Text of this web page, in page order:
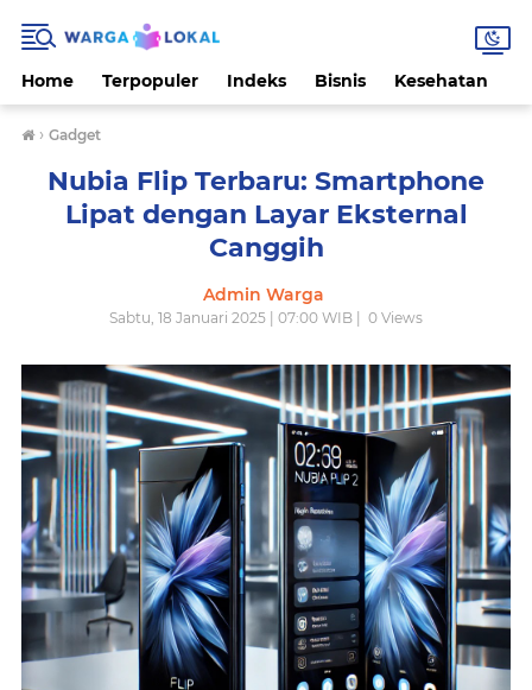
Home Terpopuler Indeks Bisnis Kesehatan
› Gadget
Nubia Flip Terbaru: Smartphone
Lipat dengan Layar Eksternal
Canggih
Admin Warga
Sabtu, 18 Januari 2025 | 07:00 WIB | 0 Views